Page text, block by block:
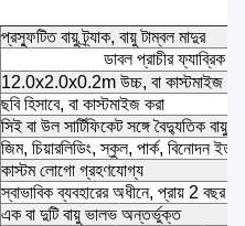
প্রস্ফুটিত বায়ু ট্র্যাক, বায়ু টাম্বল মাদুর
ডাবল প্রাচীর ফ্যাব্রিক
12.0x2.0x0.2m উচ্চ, বা কাস্টমাইজ
ছবি হিসাবে, বা কাস্টমাইজ করা
সিই বা উল সার্টিফিকেট সঙ্গে বৈদ্যুতিক বায়ু
জিম, চিয়ারলিডিং, স্কুল, পার্ক, বিনোদন
কাস্টম লোগো গ্রহণযোগ্য
স্বাভাবিক ব্যবহারের অধীনে, প্রায় 2 বছর
এক বা দুটি বায়ু ভালভ অন্তর্ভুক্ত